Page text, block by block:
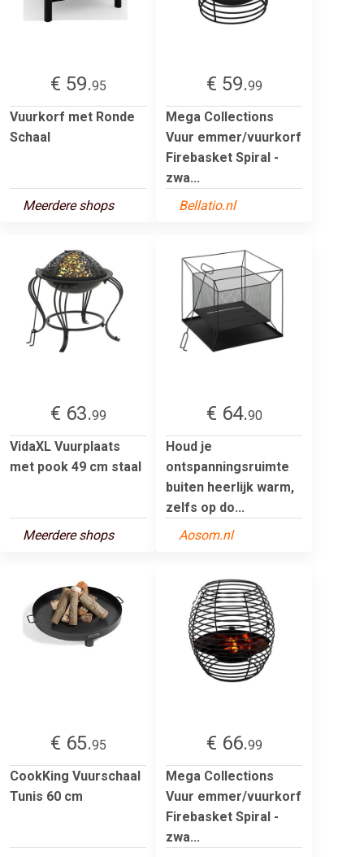
€ 59.95
Vuurkorf met Ronde
Schaal
Meerdere shops
€ 59.99
Mega Collections
Vuur emmer/vuurkorf
Firebasket Spiral -
zwa...
Bellatio.nl
€ 63.99
VidaXL Vuurplaats
met pook 49 cm staal
Meerdere shops
€ 64.90
Houd je
ontspanningsruimte
buiten heerlijk warm,
zelfs op do...
Aosom.nl
€ 65.95
CookKing Vuurschaal
Tunis 60 cm
€ 66.99
Mega Collections
Vuur emmer/vuurkorf
Firebasket Spiral -
zwa...